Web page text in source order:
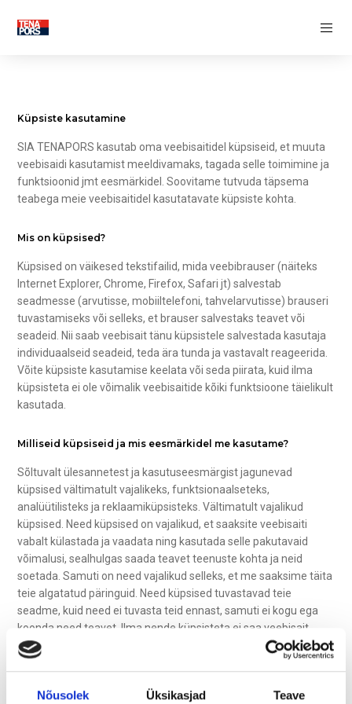
Nõusolek Üksikasjad Teave
Katuse soojustamine
FASSAADI DEKORATIIVSED ELEMENDID
MITTEEEMALDATAVAD RAKETISED
Soojustatud vundamendivormid
TÖÖTLEVA TÖÖSTUSE
LOOMINGULINE TÖÖSTUSES
Küpsiste kasutamine
SIA TENAPORS kasutab oma veebisaitidel küpsiseid, et muuta
veebisaidi kasutamist meeldivamaks, tagada selle toimimine ja
funktsioonid jmt eesmärkidel. Soovitame tutvuda täpsema
teabega meie veebisaitidel kasutatavate küpsiste kohta.
Mis on küpsised?
Küpsised on väikesed tekstifailid, mida veebibrauser (näiteks
Internet Explorer, Chrome, Firefox, Safari jt) salvestab
seadmesse (arvutisse, mobiiltelefoni, tahvelarvutisse) brauseri
tuvastamiseks või selleks, et brauser salvestaks teavet või
seadeid. Nii saab veebisait tänu küpsistele salvestada kasutaja
individuaalseid seadeid, teda ära tunda ja vastavalt reageerida.
Võite küpsiste kasutamise keelata või seda piirata, kuid ilma
küpsisteta ei ole võimalik veebisaitide kõiki funktsioone täielikult
kasutada.
Milliseid küpsiseid ja mis eesmärkidel me kasutame?
Sõltuvalt ülesannetest ja kasutuseesmärgist jagunevad
küpsised vältimatult vajalikeks, funktsionaalseteks,
analüütilisteks ja reklaamiküpsisteks. Vältimatult vajalikud
küpsised. Need küpsised on vajalikud, et saaksite veebisaiti
vabalt külastada ja vaadata ning kasutada selle pakutavaid
võimalusi, sealhulgas saada teavet teenuste kohta ja neid
soetada. Samuti on need vajalikud selleks, et me saaksime täita
teie algatatud päringuid. Need küpsised tuvastavad teie
seadme, kuid need ei tuvasta teid ennast, samuti ei kogu ega
koonda need teavet. Ilma nende küpsisteta ei saa veebisait
täielikult toimida, näiteks pakkuda teile vajalikku teavet, tagada
nõutud teenuseid e-poes või kuvada soovitud videot. Need
sulgemiseni. Vastavalt infoühiskonna teenuste seadusele